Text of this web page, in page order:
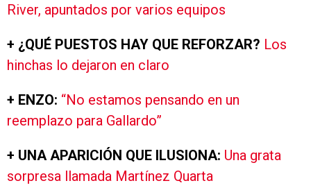
River, apuntados por varios equipos
+ ¿QUÉ PUESTOS HAY QUE REFORZAR? Los
hinchas lo dejaron en claro
+ ENZO: “No estamos pensando en un
reemplazo para Gallardo”
+ UNA APARICIÓN QUE ILUSIONA: Una grata
sorpresa llamada Martínez Quarta